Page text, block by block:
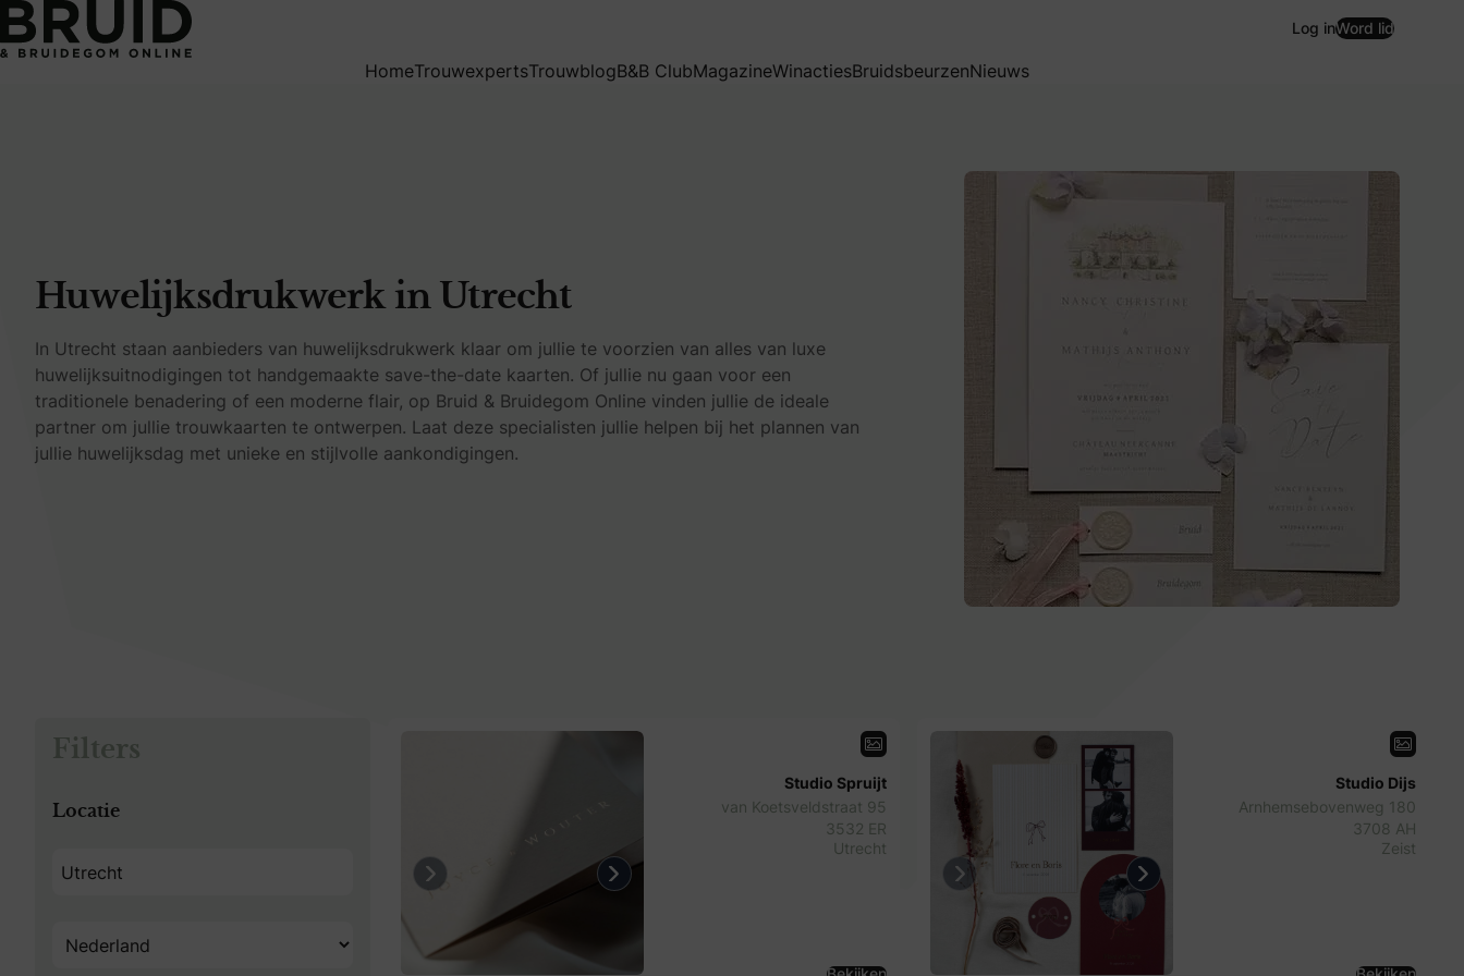
Log inWord lid
HomeTrouwexpertsTrouwblogB&B ClubMagazineWinactiesBruidsbeurzenNieuws
Huwelijksdrukwerk in Utrecht
In Utrecht staan aanbieders van huwelijksdrukwerk klaar om jullie te voorzien van alles van luxe
huwelijksuitnodigingen tot handgemaakte save-the-date kaarten. Of jullie nu gaan voor een
traditionele benadering of een moderne flair, op Bruid & Bruidegom Online vinden jullie de ideale
partner om jullie trouwkaarten te ontwerpen. Laat deze specialisten jullie helpen bij het plannen van
jullie huwelijksdag met unieke en stijlvolle aankondigingen.
Filters
Locatie
Previous Next
Studio Spruijt
van Koetsveldstraat 95
3532 ER
Utrecht
Previous Next
Studio Dijs
Arnhemsebovenweg 180
3708 AH
Zeist